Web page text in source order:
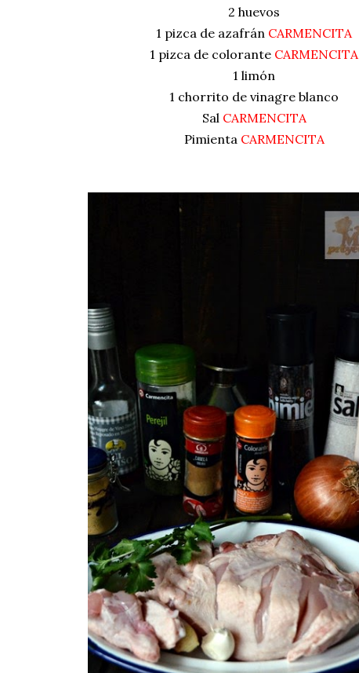
2 huevos
1 pizca de azafrán CARMENCITA
1 pizca de colorante CARMENCITA
1 limón
1 chorrito de vinagre blanco
Sal CARMENCITA
Pimienta CARMENCITA